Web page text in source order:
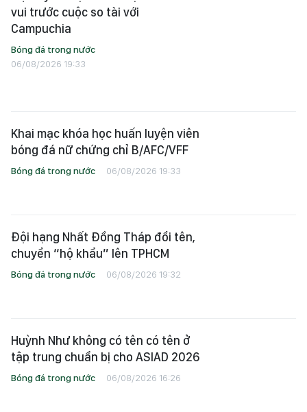
vui trước cuộc so tài với
Campuchia
Bóng đá trong nước
06/08/2026 19:33
Khai mạc khóa học huấn luyện viên
bóng đá nữ chứng chỉ B/AFC/VFF
Bóng đá trong nước 06/08/2026 19:33
Đội hạng Nhất Đồng Tháp đổi tên,
chuyển “hộ khẩu” lên TPHCM
Bóng đá trong nước 06/08/2026 19:32
Huỳnh Như không có tên có tên ở
tập trung chuẩn bị cho ASIAD 2026
Bóng đá trong nước 06/08/2026 16:26